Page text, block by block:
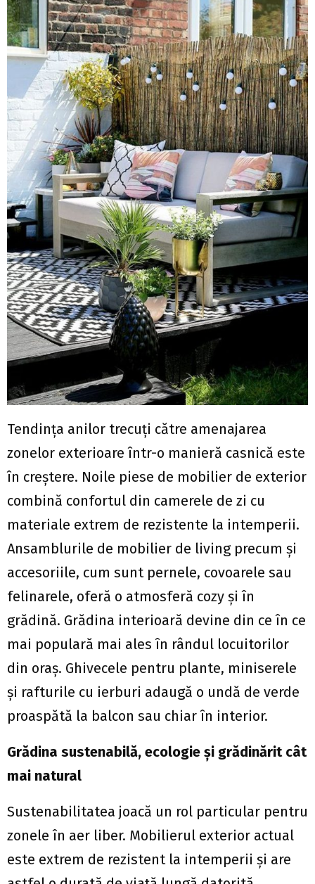
Tendința anilor trecuți către amenajarea
zonelor exterioare într-o manieră casnică este
în creştere. Noile piese de mobilier de exterior
combină confortul din camerele de zi cu
materiale extrem de rezistente la intemperii.
Ansamblurile de mobilier de living precum şi
accesoriile, cum sunt pernele, covoarele sau
felinarele, oferă o atmosferă cozy şi în
grădină. Grădina interioară devine din ce în ce
mai populară mai ales în rândul locuitorilor
din oraș. Ghivecele pentru plante, miniserele
și rafturile cu ierburi adaugă o undă de verde
proaspătă la balcon sau chiar în interior.
Grădina sustenabilă, ecologie şi grădinărit cât
mai natural
Sustenabilitatea joacă un rol particular pentru
zonele în aer liber. Mobilierul exterior actual
este extrem de rezistent la intemperii și are